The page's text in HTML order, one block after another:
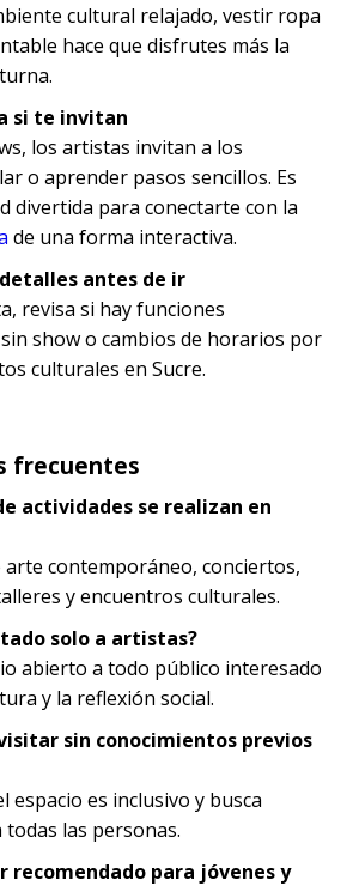
cultural relajado, vestir ropa
hace que disfrutes más la
si te invitan
los artistas invitan a los
o aprender pasos sencillos. Es
divertida para conectarte con la
de una forma interactiva.
antes de ir
revisa si hay funciones
show o cambios de horarios por
culturales en Sucre.
frecuentes
actividades se realizan en
arte contemporáneo, conciertos,
y encuentros culturales.
solo a artistas?
abierto a todo público interesado
y la reflexión social.
sin conocimientos previos
espacio es inclusivo y busca
las personas.
recomendado para jóvenes y